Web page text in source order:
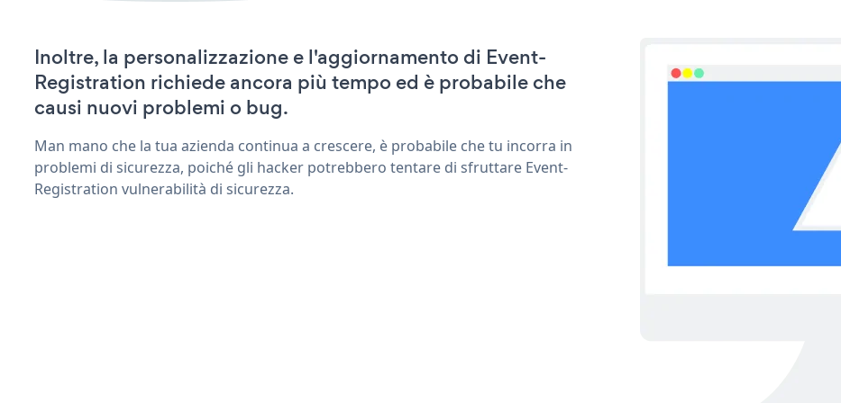
Inoltre, la personalizzazione e l'aggiornamento di Event-
Registration richiede ancora più tempo ed è probabile che
causi nuovi problemi o bug.
Man mano che la tua azienda continua a crescere, è probabile che tu incorra in
problemi di sicurezza, poiché gli hacker potrebbero tentare di sfruttare Event-
Registration vulnerabilità di sicurezza.